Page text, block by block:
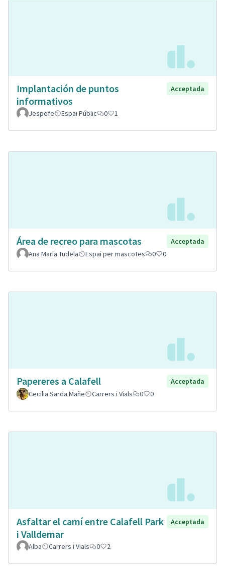
Implantación de puntos
informativos
Acceptada
Jespefe Espai Públic 0 1
Área de recreo para mascotas
Acceptada
Ana Maria Tudela
Espai per mascotes 0 0
Papereres a Calafell
Acceptada
Cecilia Sarda Mañe
Carrers i Vials 0 0
Asfaltar el camí entre Calafell Park
i Valldemar
Acceptada
Alba Carrers i Vials 0 2